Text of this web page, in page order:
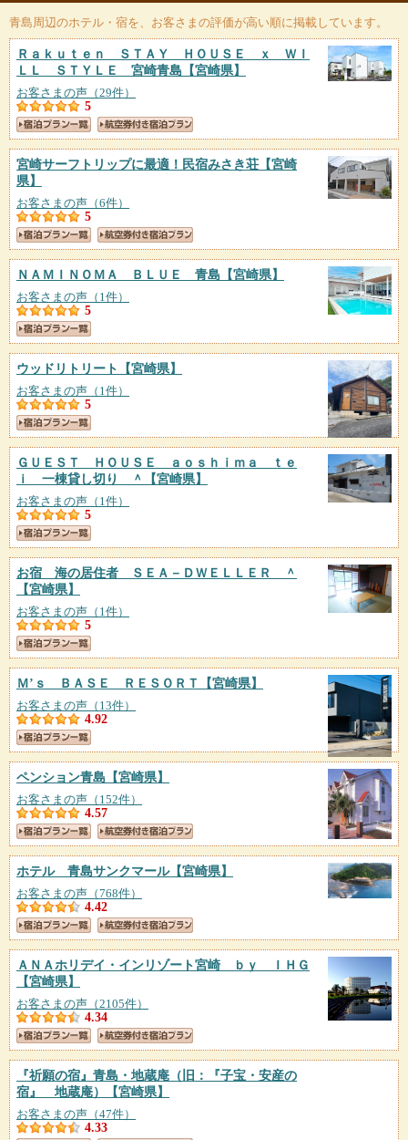
青島周辺のホテル・宿を、お客さまの評価が高い順に掲載しています。
Ｒａｋｕｔｅｎ ＳＴＡＹ ＨＯＵＳＥ ｘ ＷＩ
ＬＬ ＳＴＹＬＥ 宮崎青島 【宮崎県】
お客さまの声（29件）
5
宮崎サーフトリップに最適！民宿みさき荘 【宮崎
県】
お客さまの声（6件）
5
ＮＡＭＩＮＯＭＡ ＢＬＵＥ 青島 【宮崎県】
お客さまの声（1件）
5
ウッドリトリート 【宮崎県】
お客さまの声（1件）
5
ＧＵＥＳＴ ＨＯＵＳＥ ａｏｓｈｉｍａ ｔｅ
ｉ 一棟貸し切り ＾
【宮崎県】
お客さまの声（1件）
5
お宿 海の居住者 ＳＥＡ－ＤＷＥＬＬＥＲ ＾
【宮崎県】
お客さまの声（1件）
5
Ｍ’ｓ ＢＡＳＥ ＲＥＳＯＲＴ 【宮崎県】
お客さまの声（13件）
4.92
ペンション青島 【宮崎県】
お客さまの声（152件）
4.57
ホテル 青島サンクマール【宮崎県】
お客さまの声（768件）
4.42
ＡＮＡホリデイ・インリゾート宮崎 ｂｙ ＩＨＧ
【宮崎県】
お客さまの声（2105件）
4.34
『祈願の宿』青島・地蔵庵（旧：『子宝・安産の
宿』 地蔵庵）
【宮崎県】
お客さまの声（47件）
4.33